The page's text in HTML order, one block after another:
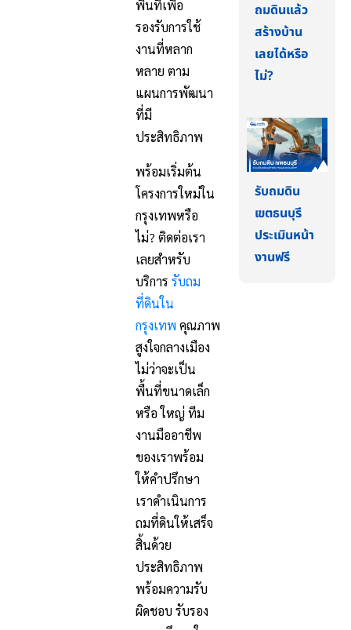
พื้นที่เพื่อ
รองรับการใช้
งานที่หลาก
หลาย ตาม
แผนการพัฒนา
ที่มี
ประสิทธิภาพ
พร้อมเริ่มต้น
โครงการใหม่ใน
กรุงเทพหรือ
ไม่? ติดต่อเรา
เลยสำหรับ
บริการ รับถม
ที่ดินใน
กรุงเทพ คุณภาพ
สูงใจกลางเมือง
ไม่ว่าจะเป็น
พื้นที่ขนาดเล็ก
หรือ ใหญ่ ทีม
งานมืออาชีพ
ของเราพร้อม
ให้คำปรึกษา
เราดำเนินการ
ถมที่ดินให้เสร็จ
สิ้นด้วย
ประสิทธิภาพ
พร้อมความรับ
ผิดชอบ รับรอง
ถมดินแล้ว
สร้างบ้าน
เลยได้หรือ
ไม่?
รับถมดิน
เขตธนบุรี
ประเมินหน้า
งานฟรี